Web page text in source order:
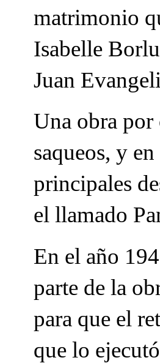
matrimonio
Isabelle
Juan
Una obra por
saqueos, y
principales
el llamado
En el año
parte de la
para que el
que lo